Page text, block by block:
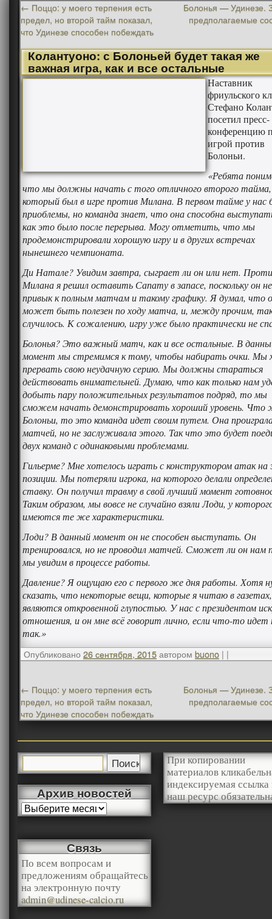
← Поццо: у моего терпения есть
предел, но второй тайм показал,
что Удинезе способен побеждать
Болонья — Удинезе.
предполагаемые
Колантуоно: с Болоньей будет такая же
важная игра, как и все остальные
Наставник
фриульского
Стефано
посетил пресс-
конференцию
игрой против
Болоньи.
«Ребята
что мы должны начать с того отличного второго тайма,
который был в игре против Милана. В первом тайме у нас
приоблемы, но команда знает, что она способна
как это было после перерыва. Могу отметить, что мы
продемонстрировали хорошую игру и в других встречах
нынешнего чемпионата.
Ди Натале? Увидим завтра, сыграет ли он или нет.
Милана я решил оставить Сапату в запасе, поскольку он не
привык к полным матчам и такому графику. Я думал, что
может быть полезен по ходу матча, и, между прочим,
случилось. К сожалению, игру уже было практически не
Болонья? Это важный матч, как и все остальные. В
момент мы стремимся к тому, чтобы набирать очки. Мы
прервать свою неудачную серию. Мы должны стараться
действовать внимательней. Думаю, что как только нам
добыть пару положительных результатов подряд, то мы
сможем начать демонстрировать хороший уровень. Что
Болоньи, то это команда идет своим путем. Она
матчей, но не заслуживала этого. Так что это будет
двух команд с одинаковыми проблемами.
Гильерме? Мне хотелось играть с конструктором атак на
позиции. Мы потеряли игрока, на которого делали
ставку. Он получил травму в свой лучший момент
Таким образом, мы вовсе не случайно взяли Лоди, у
имеются те же характеристики.
Лоди? В данный момент он не способен выступать. Он
тренировался, но не проводил матчей. Сможет ли он нам
мы увидим в процессе работы.
Давление? Я ощущаю его с первого же дня работы. Хотя
сказать, что некоторые вещи, которые я читаю в газетах,
являются откровенной глупостью. У нас с президентом
отношения, и он мне всё говорит лично, если что-то идет
так.»
Опубликовано26 сентября, 2015автором buono | |
← Поццо: у моего терпения есть
предел, но второй тайм показал,
что Удинезе способен побеждать
Болонья — Удинезе.
предполагаемые
Архив новостей
При копировании
материалов
индексируемая ссылка
наш ресурс
Связь
По всем вопросам и
предложениям обращайтесь
на электронную почту
admin@udinese-calcio.ru